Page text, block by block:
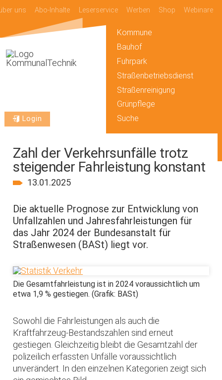
uns Abo-Inhalte Leserservice Werben Shop Webinare
Login
Kommune
Bauhof
Fuhrpark
Straßenbetriebsdienst
Straßenreinigung
Grünpflege
Suche
Zahl der Verkehrsunfälle trotz
steigender Fahrleistung konstant
13.01.2025
Die aktuelle Prognose zur Entwicklung von
Unfallzahlen und Jahresfahrleistungen für
das Jahr 2024 der Bundesanstalt für
Straßenwesen (BASt) liegt vor.
Die Gesamtfahrleistung ist in 2024 voraussichtlich um
etwa 1,9 % gestiegen. (Grafik: BASt)
Sowohl die Fahrleistungen als auch die
Kraftfahrzeug-Bestandszahlen sind erneut
gestiegen. Gleichzeitig bleibt die Gesamtzahl der
polizeilich erfassten Unfälle voraussichtlich
unverändert. In den einzelnen Kategorien zeigt sich